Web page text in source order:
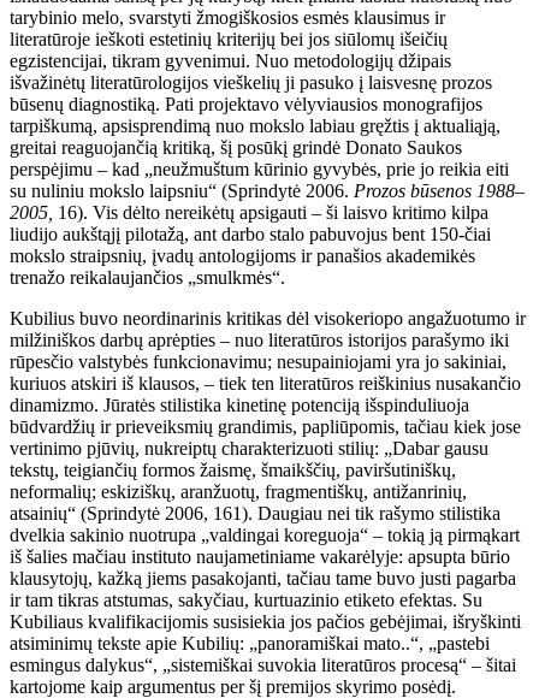
tarybinio melo, svarstyti žmogiškosios esmės klausimus ir
literatūroje ieškoti estetinių kriterijų bei jos siūlomų išeičių
egzistencijai, tikram gyvenimui. Nuo metodologijų džipais
išvažinėtų literatūrologijos vieškelių ji pasuko į laisvesnę prozos
būsenų diagnostiką. Pati projektavo vėlyviausios monografijos
tarpiškumą, apsisprendimą nuo mokslo labiau gręžtis į aktualiąją,
greitai reaguojančią kritiką, šį posūkį grindė Donato Saukos
perspėjimu – kad „neužmuštum kūrinio gyvybės, prie jo reikia eiti
su nuliniu mokslo laipsniu“ (Sprindytė 2006. Prozos būsenos 1988–
2005, 16). Vis dėlto nereikėtų apsigauti – ši laisvo kritimo kilpa
liudijo aukštąjį pilotažą, ant darbo stalo pabuvojus bent 150-čiai
mokslo straipsnių, įvadų antologijoms ir panašios akademikės
trenažo reikalaujančios „smulkmės“.
Kubilius buvo neordinarinis kritikas dėl visokeriopo angažuotumo ir
milžiniškos darbų aprėpties – nuo literatūros istorijos parašymo iki
rūpesčio valstybės funkcionavimu; nesupainiojami yra jo sakiniai,
kuriuos atskiri iš klausos, – tiek ten literatūros reiškinius nusakančio
dinamizmo. Jūratės stilistika kinetinę potenciją išspinduliuoja
būdvardžių ir prieveiksmių grandimis, papliūpomis, tačiau kiek jose
vertinimo pjūvių, nukreiptų charakterizuoti stilių: „Dabar gausu
tekstų, teigiančių formos žaismę, šmaikščių, paviršutiniškų,
neformalių; eskiziškų, aranžuotų, fragmentiškų, antižanrinių,
atsainių“ (Sprindytė 2006, 161). Daugiau nei tik rašymo stilistika
dvelkia sakinio nuotrupa „valdingai koreguoja“ – tokią ją pirmąkart
iš šalies mačiau instituto naujametiniame vakarėlyje: apsupta būrio
klausytojų, kažką jiems pasakojanti, tačiau tame buvo justi pagarba
ir tam tikras atstumas, sakyčiau, kurtuazinio etiketo efektas. Su
Kubiliaus kvalifikacijomis susisiekia jos pačios gebėjimai, išryškinti
atsiminimų tekste apie Kubilių: „panoramiškai mato..“, „pastebi
esmingus dalykus“, „sistemiškai suvokia literatūros procesą“ – šitai
kartojome kaip argumentus per šį premijos skyrimo posėdį.